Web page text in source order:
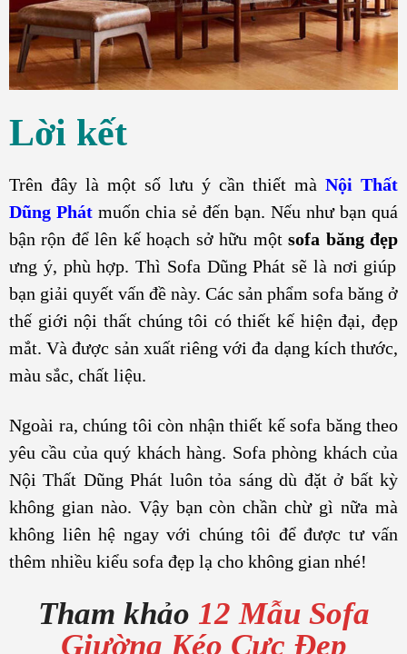
Lời kết
Trên đây là một số lưu ý cần thiết mà Nội Thất
Dũng Phát muốn chia sẻ đến bạn. Nếu như bạn quá
bận rộn để lên kế hoạch sở hữu mộtsofa băng đẹp
ưng ý, phù hợp. Thì Sofa Dũng Phát sẽ là nơi giúp
bạn giải quyết vấn đề này. Các sản phẩm sofa băng ở
thế giới nội thất chúng tôi có thiết kế hiện đại, đẹp
mắt. Và được sản xuất riêng với đa dạng kích thước,
màu sắc, chất liệu.
Ngoài ra, chúng tôi còn nhận thiết kế sofa băng theo
yêu cầu của quý khách hàng. Sofa phòng khách của
Nội Thất Dũng Phát luôn tỏa sáng dù đặt ở bất kỳ
không gian nào. Vậy bạn còn chần chừ gì nữa mà
không liên hệ ngay với chúng tôi để được tư vấn
thêm nhiều kiểu sofa đẹp lạ cho không gian nhé!
Tham khảo 12 Mẫu Sofa
Giường Kéo Cực Đẹp